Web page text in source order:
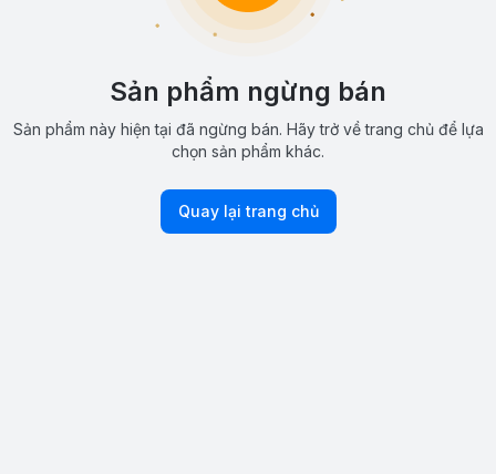
Sản phẩm ngừng bán
Sản phẩm này hiện tại đã ngừng bán. Hãy trở về trang chủ để lựa
chọn sản phẩm khác.
Quay lại trang chủ